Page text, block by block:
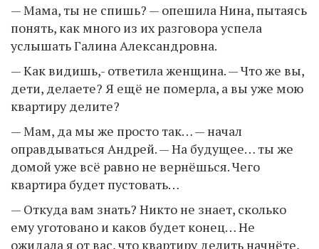
— Мама, ты не спишь? — опешила Нина, пытаясь
понять, как много из их разговора успела
услышать Галина Александровна.
— Как видишь,- ответила женщина. — Что же вы,
дети, делаете? Я ещё не померла, а вы уже мою
квартиру делите?
— Мам, да мы же просто так… — начал
оправдываться Андрей. — На будущее… ты же
домой уже всё равно не вернёшься. Чего
квартира будет пустовать…
— Откуда вам знать? Никто не знает, сколько
ему уготовано и каков будет конец… Не
ожидала я от вас, что квартиру делить начнёте,